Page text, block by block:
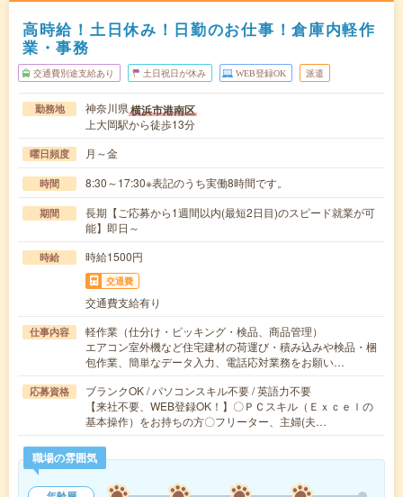
高時給！土日休み！日勤のお仕事！倉庫内軽作
業・事務
交通費別途支給あり 土日祝日が休み WEB登録OK 派遣
勤務地 神奈川県横浜市港南区
上大岡駅から徒歩13分
曜日頻度 月～金
時間 8:30～17:30※表記のうち実働8時間です。
期間
長期【ご応募から1週間以内(最短2日目)のスピード就業が可
能】即日～
時給 時給1500円
交通費
交通費支給有り
仕事内容
軽作業（仕分け・ピッキング・検品、商品管理）
エアコン室外機など住宅建材の荷運び・積み込みや検品・梱
包作業、簡単なデータ入力、電話応対業務をお願い…
応募資格
ブランクOK / パソコンスキル不要 / 英語力不要
【来社不要、WEB登録OK！】〇ＰＣスキル（Ｅｘｃｅｌの
基本操作）をお持ちの方〇フリーター、主婦(夫…
職場の雰囲気